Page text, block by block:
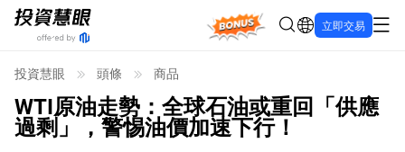
Bonus 立即交易
投資慧眼 頭條 商品
WTI原油走勢：全球石油或重回「供應
過剩」，警惕油價加速下行！